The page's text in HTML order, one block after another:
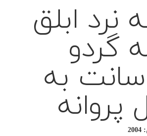
نرد ابلق
گردو
۵۵ سانت به
2004